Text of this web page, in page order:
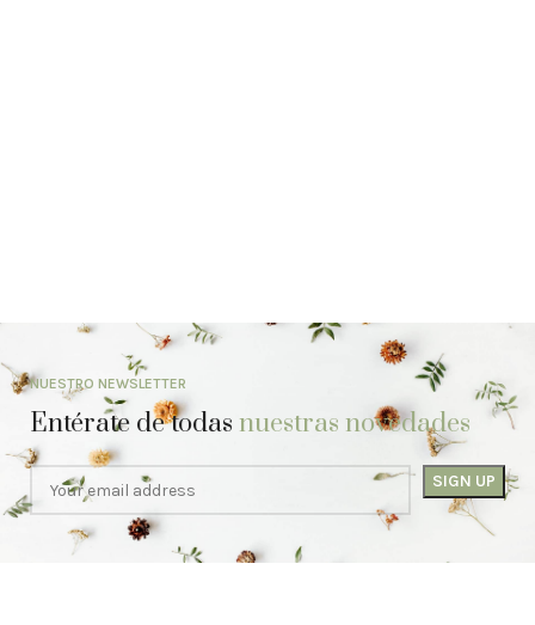
NUESTRO NEWSLETTER
Entérate de todasnuestras novedades